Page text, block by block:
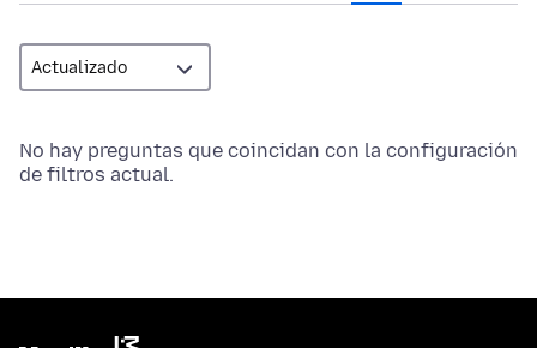
No hay preguntas que coincidan con la configuración
de filtros actual.